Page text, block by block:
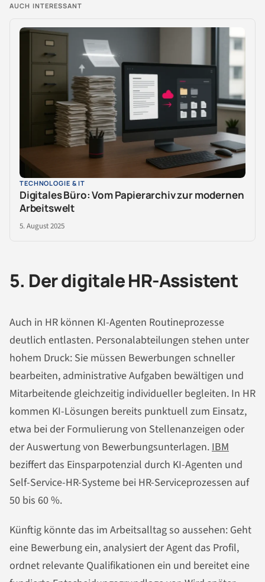
AUCH INTERESSANT
TECHNOLOGIE & IT
Digitales Büro: Vom Papierarchiv zur modernen
Arbeitswelt
5. August 2025
5. Der digitale HR-Assistent
Auch in HR können KI-Agenten Routineprozesse
deutlich entlasten. Personalabteilungen stehen unter
hohem Druck: Sie müssen Bewerbungen schneller
bearbeiten, administrative Aufgaben bewältigen und
Mitarbeitende gleichzeitig individueller begleiten. In HR
kommen KI-Lösungen bereits punktuell zum Einsatz,
etwa bei der Formulierung von Stellenanzeigen oder
der Auswertung von Bewerbungsunterlagen. IBM
beziffert das Einsparpotenzial durch KI-Agenten und
Self-Service-HR-Systeme bei HR-Serviceprozessen auf
50 bis 60 %.
Künftig könnte das im Arbeitsalltag so aussehen: Geht
eine Bewerbung ein, analysiert der Agent das Profil,
ordnet relevante Qualifikationen ein und bereitet eine